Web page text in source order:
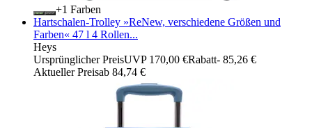
+
Farben
Hartschalen-Trolley »ReNew, verschiedene Größen und
Farben« 47 l 4 Rollen...
Heys
Ursprünglicher PreisUVP 170,00 €Rabatt- 85,26 €
Aktueller Preisab 84,74 €